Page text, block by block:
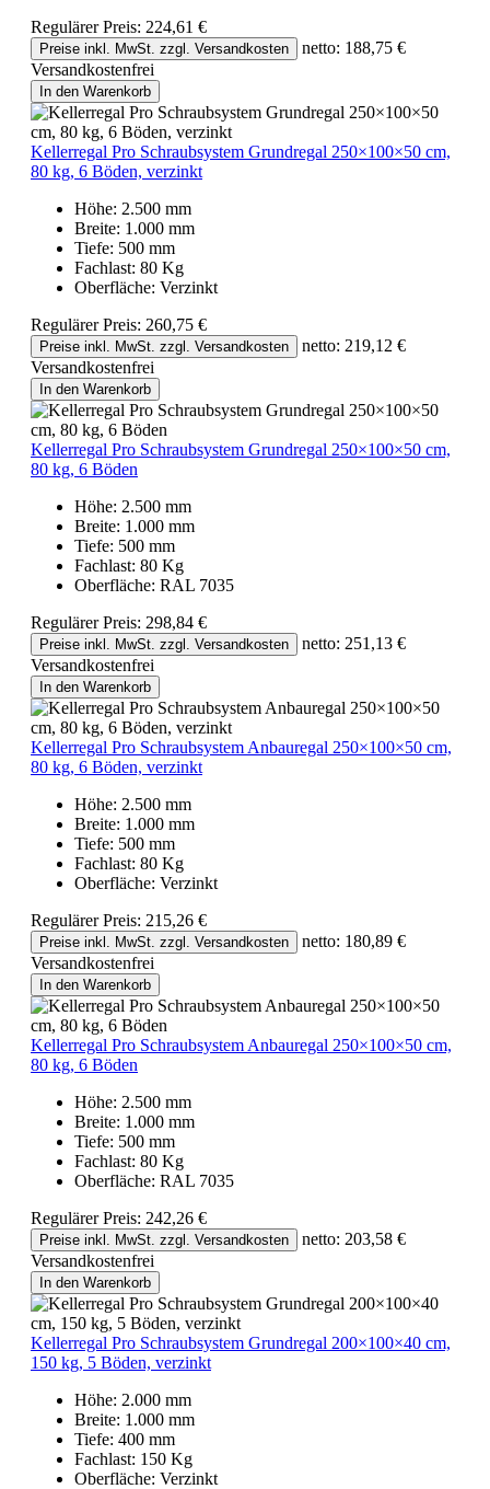
Regulärer Preis: 224,61 €
Preise inkl. MwSt. zzgl. Versandkosten
netto: 188,75 €
Versandkostenfrei
In den Warenkorb
Kellerregal Pro Schraubsystem Grundregal 250×100×50 cm,
80 kg, 6 Böden, verzinkt
Höhe: 2.500 mm
Breite: 1.000 mm
Tiefe: 500 mm
Fachlast: 80 Kg
Oberfläche: Verzinkt
Regulärer Preis: 260,75 €
Preise inkl. MwSt. zzgl. Versandkosten
netto: 219,12 €
Versandkostenfrei
In den Warenkorb
Kellerregal Pro Schraubsystem Grundregal 250×100×50 cm,
80 kg, 6 Böden
Höhe: 2.500 mm
Breite: 1.000 mm
Tiefe: 500 mm
Fachlast: 80 Kg
Oberfläche: RAL 7035
Regulärer Preis: 298,84 €
Preise inkl. MwSt. zzgl. Versandkosten
netto: 251,13 €
Versandkostenfrei
In den Warenkorb
Kellerregal Pro Schraubsystem Anbauregal 250×100×50 cm,
80 kg, 6 Böden, verzinkt
Höhe: 2.500 mm
Breite: 1.000 mm
Tiefe: 500 mm
Fachlast: 80 Kg
Oberfläche: Verzinkt
Regulärer Preis: 215,26 €
Preise inkl. MwSt. zzgl. Versandkosten
netto: 180,89 €
Versandkostenfrei
In den Warenkorb
Kellerregal Pro Schraubsystem Anbauregal 250×100×50 cm,
80 kg, 6 Böden
Höhe: 2.500 mm
Breite: 1.000 mm
Tiefe: 500 mm
Fachlast: 80 Kg
Oberfläche: RAL 7035
Regulärer Preis: 242,26 €
Preise inkl. MwSt. zzgl. Versandkosten
netto: 203,58 €
Versandkostenfrei
In den Warenkorb
Kellerregal Pro Schraubsystem Grundregal 200×100×40 cm,
150 kg, 5 Böden, verzinkt
Höhe: 2.000 mm
Breite: 1.000 mm
Tiefe: 400 mm
Fachlast: 150 Kg
Oberfläche: Verzinkt